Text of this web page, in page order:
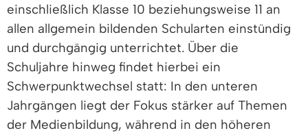
einschließlich Klasse 10 beziehungsweise 11 an
allen allgemein bildenden Schularten einstündig
und durchgängig unterrichtet. Über die
Schuljahre hinweg findet hierbei ein
Schwerpunktwechsel statt: In den unteren
Jahrgängen liegt der Fokus stärker auf Themen
der Medienbildung, während in den höheren